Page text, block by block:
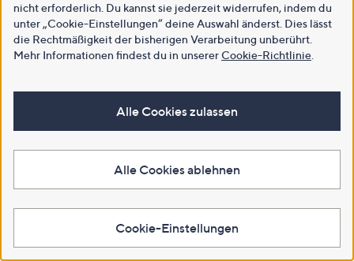
nicht erforderlich. Du kannst sie jederzeit widerrufen, indem du
unter „Cookie-Einstellungen“ deine Auswahl änderst. Dies lässt
die Rechtmäßigkeit der bisherigen Verarbeitung unberührt.
Mehr Informationen findest du in unsererCookie-Richtlinie
Alle Cookies zulassen
Alle Cookies ablehnen
Cookie-Einstellungen